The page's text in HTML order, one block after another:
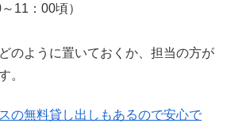
11：00頃）
のように置いておくか、担当の方が
。
の無料貸し出しもあるので安心で